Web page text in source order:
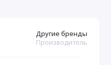
Другие бренды
Производитель